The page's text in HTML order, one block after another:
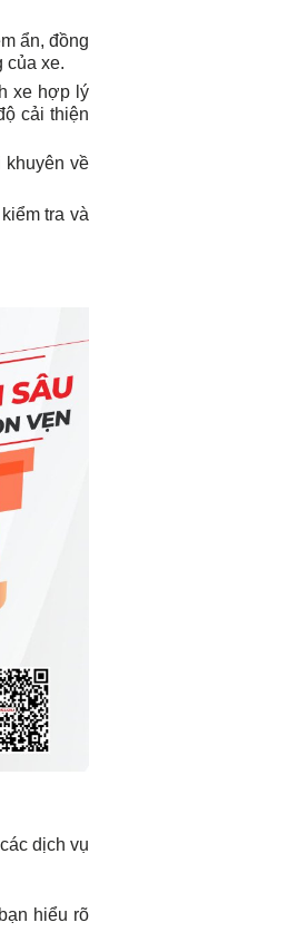
ẩn, đồng
của xe.
xe hợp lý
cải thiện
về
tra và
dịch vụ
hiểu rõ